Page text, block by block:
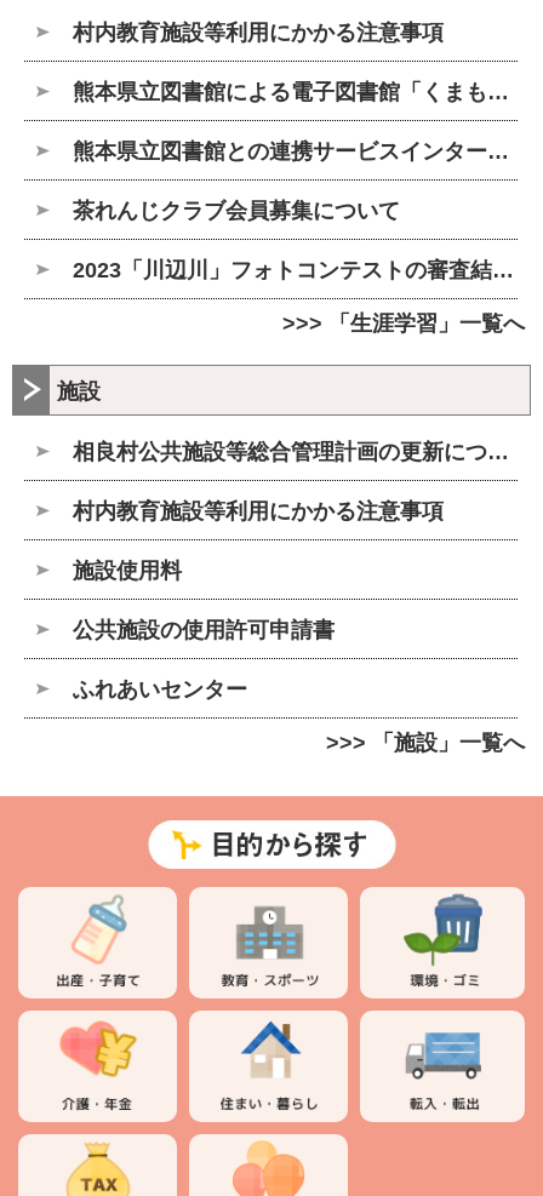
村内教育施設等利用にかかる注意事項
熊本県立図書館による電子図書館「くまもと e-books」の利用のご案内
熊本県立図書館との連携サービスインターネット予約貸出サービス』のご案内
茶れんじクラブ会員募集について
2023「川辺川」フォトコンテストの審査結果について
>>> 「生涯学習」一覧へ
施設
相良村公共施設等総合管理計画の更新について
村内教育施設等利用にかかる注意事項
施設使用料
公共施設の使用許可申請書
ふれあいセンター
>>> 「施設」一覧へ